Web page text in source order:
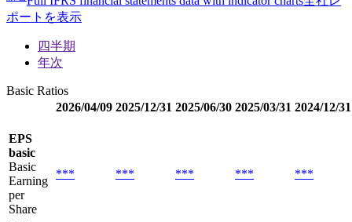
ポートを表示
四半期
年次
Basic Ratios
2026/04/09 2025/12/31 2025/06/30 2025/03/31 2024/12/31
EPS
basic
Basic
Earning
per
Share
*** *** *** *** ***